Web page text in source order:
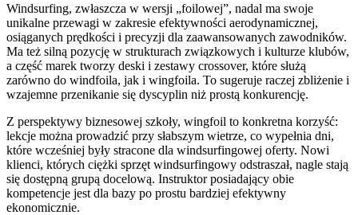
Windsurfing, zwłaszcza w wersji „foilowej”, nadal ma swoje
unikalne przewagi w zakresie efektywności aerodynamicznej,
osiąganych prędkości i precyzji dla zaawansowanych zawodników.
Ma też silną pozycję w strukturach związkowych i kulturze klubów,
a część marek tworzy deski i zestawy crossover, które służą
zarówno do windfoila, jak i wingfoila. To sugeruje raczej zbliżenie i
wzajemne przenikanie się dyscyplin niż prostą konkurencję.
Z perspektywy biznesowej szkoły, wingfoil to konkretna korzyść:
lekcje można prowadzić przy słabszym wietrze, co wypełnia dni,
które wcześniej były stracone dla windsurfingowej oferty. Nowi
klienci, których ciężki sprzęt windsurfingowy odstraszał, nagle stają
się dostępną grupą docelową. Instruktor posiadający obie
kompetencje jest dla bazy po prostu bardziej efektywny
ekonomicznie.